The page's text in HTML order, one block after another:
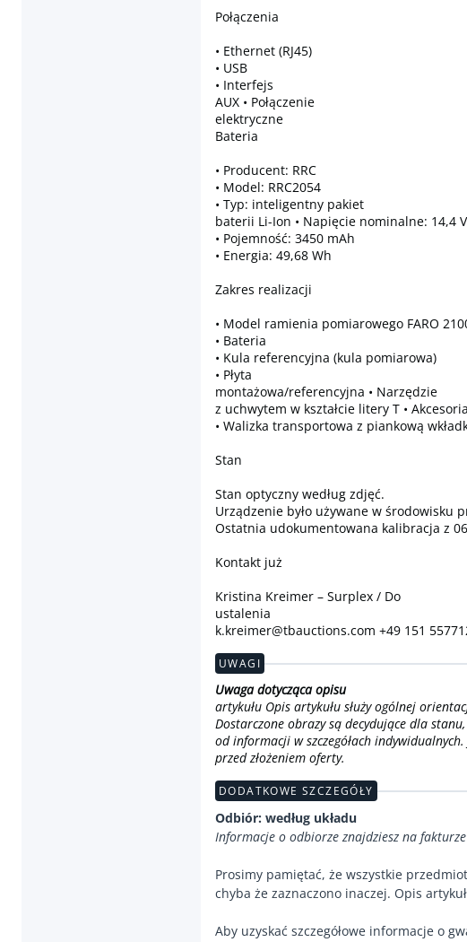
Połączenia
• Ethernet (RJ45)
• USB
• Interfejs
AUX • Połączenie
elektryczne
Bateria
• Producent: RRC
• Model: RRC2054
• Typ: inteligentny pakiet
baterii Li-Ion • Napięcie nominalne: 14,4 V
• Pojemność: 3450 mAh
• Energia: 49,68 Wh
Zakres realizacji
• Model ramienia pomiarowego FARO
• Bateria
• Kula referencyjna (kula pomiarowa)
• Płyta
montażowa/referencyjna • Narzędzie
z uchwytem w kształcie litery T •
• Walizka transportowa z piankową
Stan
Stan optyczny według zdjęć.
Urządzenie było używane w środowisku
Ostatnia udokumentowana kalibracja z
Kontakt już
Kristina Kreimer – Surplex / Do
ustalenia
k.kreimer@tbauctions.com +49 151
UWAGI
Uwaga dotycząca opisu
artykułu Opis artykułu służy ogólnej
Dostarczone obrazy są decydujące dla
od informacji w szczegółach
przed złożeniem oferty.
DODATKOWE SZCZEGÓŁY
Odbiór: według układu
Informacje o odbiorze znajdziesz na
Prosimy pamiętać, że wszystkie
chyba że zaznaczono inaczej. Opis
Aby uzyskać szczegółowe informacje o